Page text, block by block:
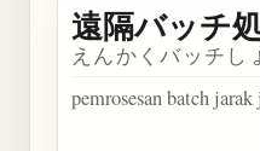
遠隔バッチ
えんかくバッチし
pemrosesan batch jarak